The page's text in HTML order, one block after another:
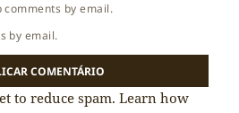
by email.
by email.
to reduce spam.Learn how